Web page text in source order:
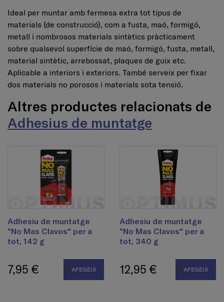
Ideal per muntar amb fermesa extra tot tipus de
materials (de construcció), com a fusta, maó, formigó,
metall i nombrosos materials sintètics pràcticament
sobre qualsevol superfície de maó, formigó, fusta, metall,
material sintètic, arrebossat, plaques de guix etc.
Aplicable a interiors i exteriors. També serveix per fixar
dos materials no porosos i materials sota tensió.
Altres productes relacionats de
Adhesius de muntatge
Adhesiu de muntatge
"No Mas Clavos" per a
tot, 142 g
7,95 € AFEGEIX
Adhesiu de muntatge
"No Mas Clavos" per a
tot, 340 g
12,95 € AFEGEIX